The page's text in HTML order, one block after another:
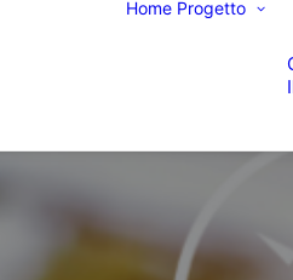
Home Progetto